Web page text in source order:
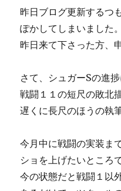
昨日ブログ更新するつ
ぽかしてしまいました。
昨日来て下さった方、
さて、シュガーSの進捗
戦闘１１の短尺の敗北
遅くに長尺のほうの執
今月中に戦闘の実装ま
ショを上げたいところで
今の状態だと戦闘１以